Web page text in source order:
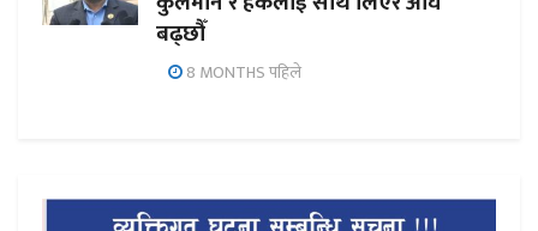
बढ्छौँ
8 MONTHS पहिले